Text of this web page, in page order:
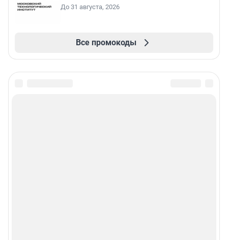
До 31 августа, 2026
Все промокоды